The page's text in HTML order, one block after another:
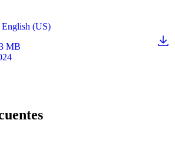
(US)
MB